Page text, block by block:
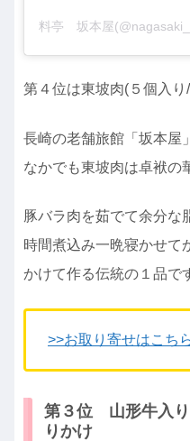
第４位は東坡肉(５個入り/
長崎の老舗旅館「坂本屋
なかでも東坡肉は卓袱の
豚バラ肉を茹でて余分な
時間煮込み一晩寝かせて
かけて作る伝統の１品で
>>お取り寄せはこち
第３位 山形牛入り
りかけ